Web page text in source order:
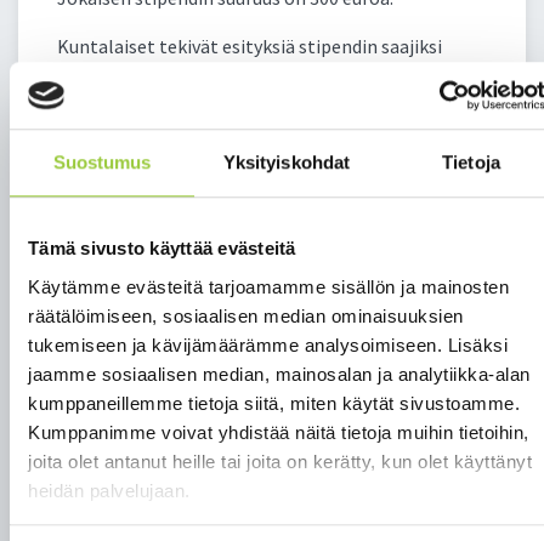
Suostumus Yksityiskohdat Tietoja
Tämä sivusto käyttää evästeitä
Käytämme evästeitä tarjoamamme sisällön ja mainosten
räätälöimiseen, sosiaalisen median ominaisuuksien
tukemiseen ja kävijämäärämme analysoimiseen. Lisäksi
jaamme sosiaalisen median, mainosalan ja analytiikka-alan
kumppaneillemme tietoja siitä, miten käytät sivustoamme.
Kumppanimme voivat yhdistää näitä tietoja muihin tietoihin,
joita olet antanut heille tai joita on kerätty, kun olet käyttänyt
heidän palvelujaan.
Kuntalaiset tekivät esityksiä stipendin saajiksi
stipendien saajista 23.11. Stipendit luovutti
pienimuotoisessa tilaisuudessa kunnanhallituksen
puheenjohtaja
Tuula Korvajärvi.
stipendin saajia!
Lisätietoja
Tuula Korvajärvi
kunnanhallituksen puheenjohtaja
050 357 6501